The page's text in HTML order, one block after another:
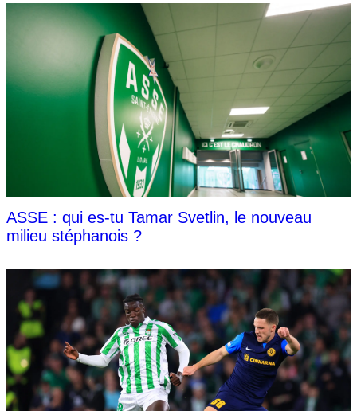
ASSE : qui es-tu Tamar Svetlin, le nouveau
milieu stéphanois ?